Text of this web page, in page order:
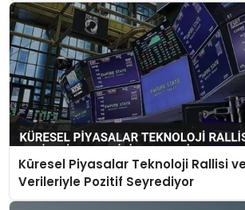
Küresel Piyasalar Teknoloji Rallisi
Verileriyle Pozitif Seyrediyor